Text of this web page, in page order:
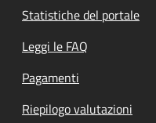
Statistiche del portale
Leggi le FAQ
Pagamenti
Riepilogo valutazioni